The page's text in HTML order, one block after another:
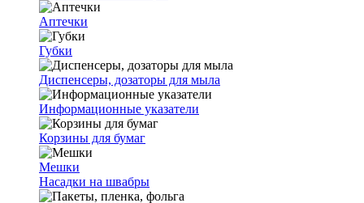
Аптечки
Губки
Диспенсеры, дозаторы для мыла
Информационные указатели
Корзины для бумаг
Мешки
Насадки на швабры